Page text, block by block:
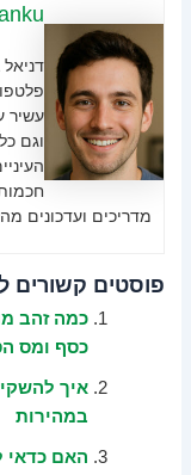
עשיר
וגם
מדריכים ועדכונים
פוסטים קשורים
כמה זהב
כסף ומס
במהירות
האם כדאי